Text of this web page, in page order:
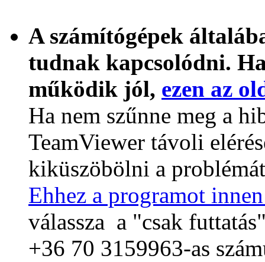
A számítógépek
tudnak kapcsolódni.
működik jól, ezen az
Ha nem szűnne meg a
TeamViewer távoli
kiküszöbölni a
Ehhez a programot
válassza a "csak
+36 70 3159963-as